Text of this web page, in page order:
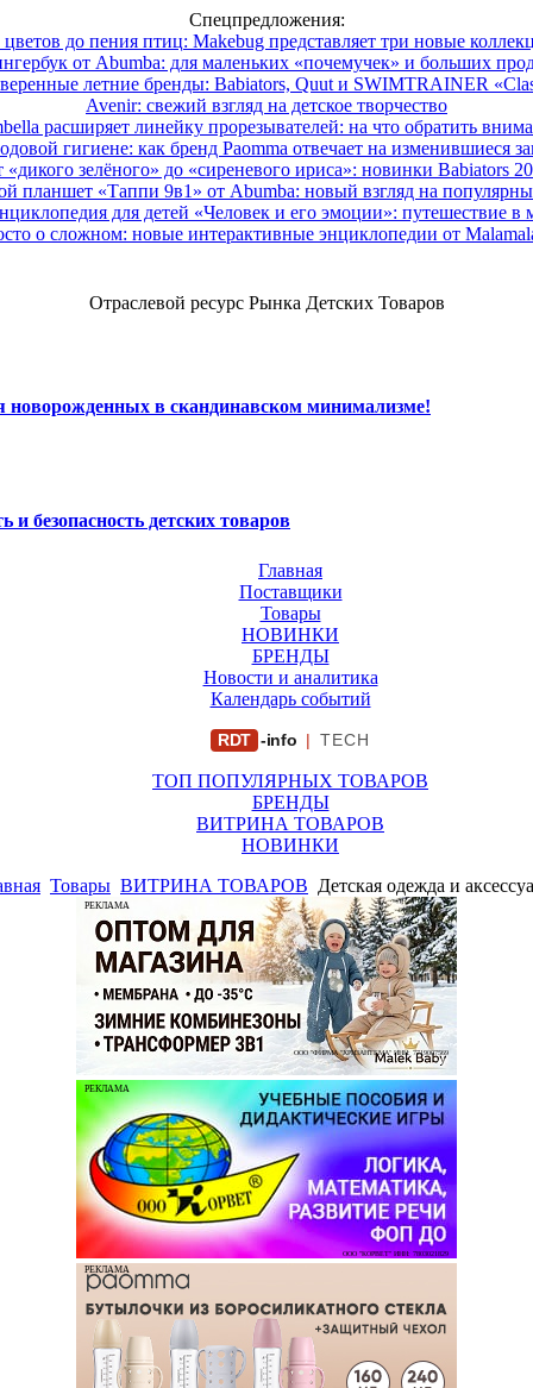
Спецпредложения:
до пения птиц: Makebug представляет три новые
от Abumba: для маленьких «почемучек» и больших
летние бренды: Babiators, Quut и SWIMTRAINER
Avenir: свежий взгляд на детское творчество
расширяет линейку прорезывателей: на что обратить
гигиене: как бренд Paomma отвечает на изменившиеся
«дикого зелёного» до «сиреневого ириса»: новинки Babiators
планшет «Таппи 9в1» от Abumba: новый взгляд на
для детей «Человек и его эмоции»: путешествие в
о сложном: новые интерактивные энциклопедии от
Отраслевой ресурс Рынка Детских Товаров
новорожденных в скандинавском минимализме!
безопасность детских товаров
Главная
Поставщики
Товары
НОВИНКИ
БРЕНДЫ
Новости и аналитика
Календарь событий
RDT -info | TECH
ТОП ПОПУЛЯРНЫХ ТОВАРОВ
БРЕНДЫ
ВИТРИНА ТОВАРОВ
НОВИНКИ
Товары ВИТРИНА ТОВАРОВ Детская одежда и
РЕКЛАМА
ООО "ФИРМА "ХРИЗАНТЕМА" ИНН: 7719007569
РЕКЛАМА
ООО "КОРВЕТ" ИНН: 7803021829
РЕКЛАМА